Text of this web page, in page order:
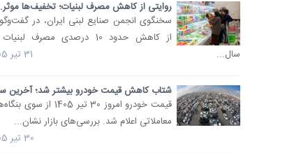
روایتی از کاهش مصرف لبنیات؛ تخفیف‌ها
سخنگوی انجمن صنایع لبنی ایران، در
از کاهش حدود 10 درصدی مصرف
سال...
31 تیر 1405
شتاب کاهش قیمت خودرو بیشتر شد؛ آخرین
قیمت خودرو امروز 30 تیر 1405 از
معاملاتی اعلام شد. بررسی‌های بازار نشان...
30 تیر 1405